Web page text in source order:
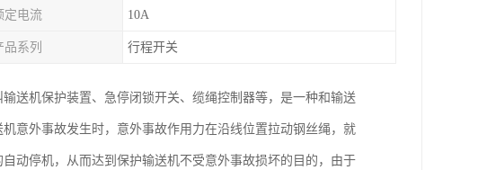
定电流 10A
品系列 行程开关
送机保护装置、急停闭锁开关、缆绳控制器等，是一种和输送
意外事故发生时，意外事故作用力在沿线位置拉动钢丝绳，就
动停机，从而达到保护输送机不受意外事故损坏的目的，由于